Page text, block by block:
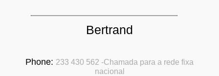
Bertrand
Phone: 233 430 562 -Chamada para a rede fixa
nacional